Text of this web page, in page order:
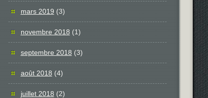
mars 2019 (3)
novembre 2018 (1)
septembre 2018 (3)
août 2018 (4)
juillet 2018 (2)